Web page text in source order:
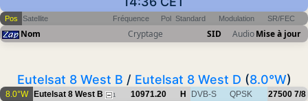
Pos Satellite Fréquence Pol Standard Modulation SR/FEC
Nom Cryptage SID AudioMise à jour
Eutelsat 8 West B / Eutelsat 8 West D (8.0°W)
8.0°W Eutelsat 8 West B 1 10971.20 H DVB-S QPSK 27500 7/8